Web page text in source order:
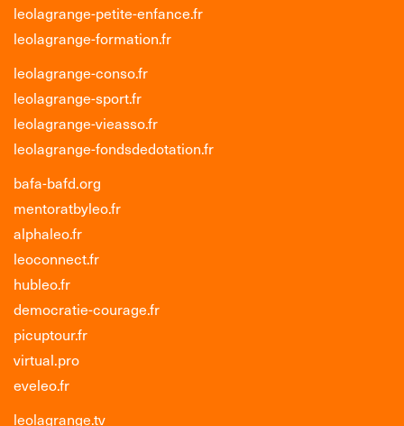
leolagrange-petite-enfance.fr
leolagrange-formation.fr
leolagrange-conso.fr
leolagrange-sport.fr
leolagrange-vieasso.fr
leolagrange-fondsdedotation.fr
bafa-bafd.org
mentoratbyleo.fr
alphaleo.fr
leoconnect.fr
hubleo.fr
democratie-courage.fr
picuptour.fr
virtual.pro
eveleo.fr
leolagrange.tv